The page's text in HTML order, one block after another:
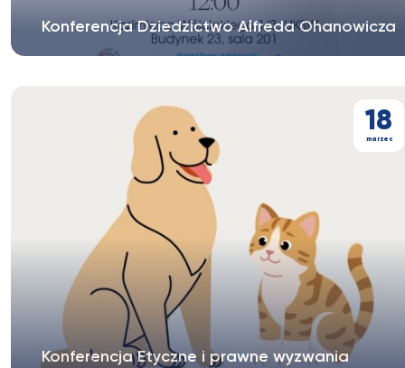
Konferencja Dziedzictwo Alfreda Ohanowicza
18
marzec
Konferencja Etyczne i prawne wyzwania